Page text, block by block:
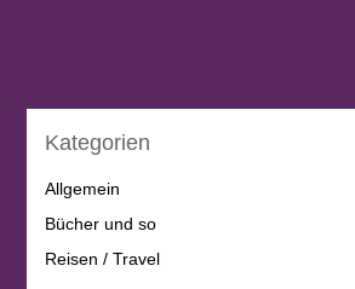
Kategorien
Allgemein
Bücher und so
Reisen / Travel